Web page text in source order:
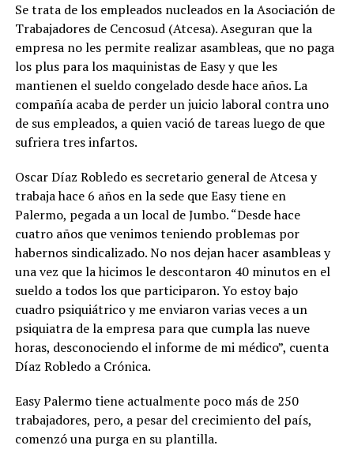
Se trata de los empleados nucleados en la Asociación de
Trabajadores de Cencosud (Atcesa). Aseguran que la
empresa no les permite realizar asambleas, que no paga
los plus para los maquinistas de Easy y que les
mantienen el sueldo congelado desde hace años. La
compañía acaba de perder un juicio laboral contra uno
de sus empleados, a quien vació de tareas luego de que
sufriera tres infartos.
Oscar Díaz Robledo es secretario general de Atcesa y
trabaja hace 6 años en la sede que Easy tiene en
Palermo, pegada a un local de Jumbo. “Desde hace
cuatro años que venimos teniendo problemas por
habernos sindicalizado. No nos dejan hacer asambleas y
una vez que la hicimos le descontaron 40 minutos en el
sueldo a todos los que participaron. Yo estoy bajo
cuadro psiquiátrico y me enviaron varias veces a un
psiquiatra de la empresa para que cumpla las nueve
horas, desconociendo el informe de mi médico”, cuenta
Díaz Robledo a Crónica.
Easy Palermo tiene actualmente poco más de 250
trabajadores, pero, a pesar del crecimiento del país,
comenzó una purga en su plantilla.